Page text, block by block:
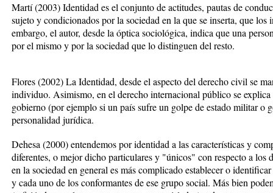
Martí (2003) Identidad es el conjunto de actitudes, pautas de
sujeto y condicionados por la sociedad en la que se inserta, que
embargo, el autor, desde la óptica sociológica, indica que una
por el mismo y por la sociedad que lo distinguen del resto.
Flores (2002) La Identidad, desde el aspecto del derecho civil se
individuo. Asimismo, en el derecho internacional público se explica
gobierno (por ejemplo si un país sufre un golpe de estado militar o
personalidad jurídica.
Dehesa (2000) entendemos por identidad a las características y
diferentes, o mejor dicho particulares y "únicos" con respecto a los
en la sociedad en general es más complicado establecer o
y cada uno de los conformantes de ese grupo social. Más bien